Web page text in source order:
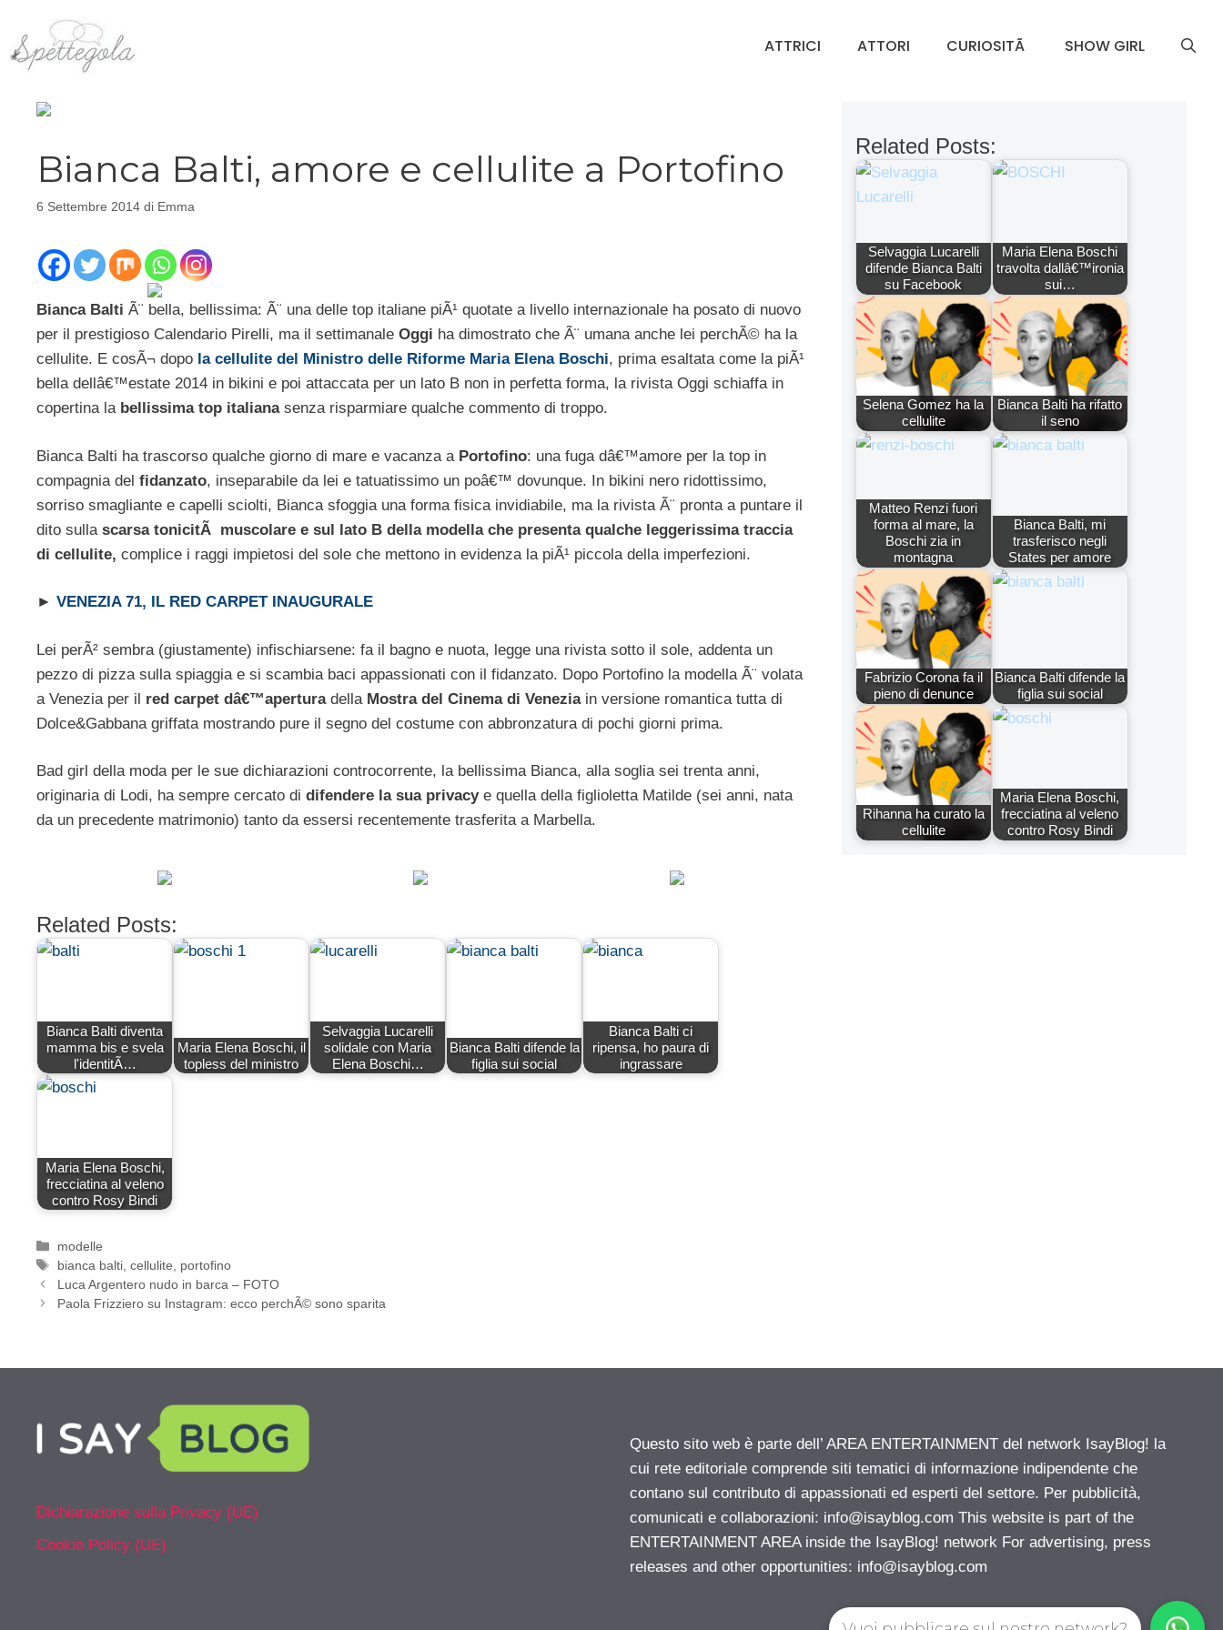
contenuto
ATTRICI ATTORI CURIOSITÃ SHOW GIRL
Bianca Balti, amore e cellulite a Portofino
6 Settembre 2014 di Emma
Bianca Balti Ã¨ bella, bellissima: Ã¨ una delle top italiane piÃ¹ quotate a livello internazionale ha posato di nuovo
per il prestigioso Calendario Pirelli, ma il settimanale Oggi ha dimostrato che Ã¨ umana anche lei perchÃ© ha la
cellulite. E cosÃ¬ dopo la cellulite del Ministro delle Riforme Maria Elena Boschi, prima esaltata come la piÃ¹
bella dellâ€™estate 2014 in bikini e poi attaccata per un lato B non in perfetta forma, la rivista Oggi schiaffa in
copertina la bellissima top italianasenza risparmiare qualche commento di troppo.
Bianca Balti ha trascorso qualche giorno di mare e vacanza a Portofino: una fuga dâ€™amore per la top in
compagnia del fidanzato, inseparabile da lei e tatuatissimo un poâ€™ dovunque. In bikini nero ridottissimo,
sorriso smagliante e capelli sciolti, Bianca sfoggia una forma fisica invidiabile, ma la rivista Ã¨ pronta a puntare il
dito sulla scarsa tonicitÃ muscolare e sul lato B della modella che presenta qualche leggerissima traccia
di cellulite, complice i raggi impietosi del sole che mettono in evidenza la piÃ¹ piccola della imperfezioni.
► VENEZIA 71, IL RED CARPET INAUGURALE
Lei perÃ² sembra (giustamente) infischiarsene: fa il bagno e nuota, legge una rivista sotto il sole, addenta un
pezzo di pizza sulla spiaggia e si scambia baci appassionati con il fidanzato. Dopo Portofino la modella Ã¨ volata
a Venezia per il red carpet dâ€™aperturadella Mostra del Cinema di Veneziain versione romantica tutta di
Dolce&Gabbana griffata mostrando pure il segno del costume con abbronzatura di pochi giorni prima.
Bad girl della moda per le sue dichiarazioni controcorrente, la bellissima Bianca, alla soglia sei trenta anni,
originaria di Lodi, ha sempre cercato di difendere la sua privacye quella della figlioletta Matilde (sei anni, nata
da un precedente matrimonio) tanto da essersi recentemente trasferita a Marbella.
Related Posts:
Bianca Balti diventa
mamma bis e svela
l'identitÃ…
Maria Elena Boschi, il
topless del ministro
Selvaggia Lucarelli
solidale con Maria
Elena Boschi…
Bianca Balti difende la
figlia sui social
Bianca Balti ci
ripensa, ho paura di
ingrassare
Maria Elena Boschi,
frecciatina al veleno
contro Rosy Bindi
Categorie
modelle
Tag
bianca balti ,cellulite
portofino
Luca Argentero nudo in barca – FOTO
Paola Frizziero su Instagram: ecco perchÃ© sono sparita
Related Posts:
Selvaggia Lucarelli
difende Bianca Balti
su Facebook
Maria Elena Boschi
travolta dallâ€™ironia
sui…
Selena Gomez ha la
cellulite
Bianca Balti ha rifatto
il seno
Matteo Renzi fuori
forma al mare, la
Boschi zia in
montagna
Bianca Balti, mi
trasferisco negli
States per amore
Fabrizio Corona fa il
pieno di denunce
Bianca Balti difende la
figlia sui social
Rihanna ha curato la
cellulite
Maria Elena Boschi,
frecciatina al veleno
contro Rosy Bindi
Dichiarazione sulla Privacy (UE)
Cookie Policy (UE)
Questo sito web è parte dell’ AREA ENTERTAINMENT del network IsayBlog! la
cui rete editoriale comprende siti tematici di informazione indipendente che
contano sul contributo di appassionati ed esperti del settore. Per pubblicità,
comunicati e collaborazioni: info@isayblog.com This website is part of the
ENTERTAINMENT AREA inside the IsayBlog! network For advertising, press
releases and other opportunities: info@isayblog.com